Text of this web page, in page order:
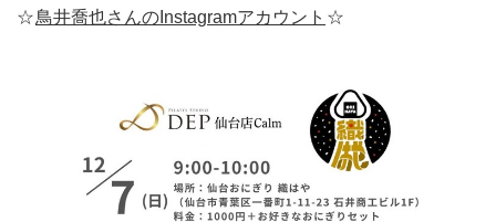
☆鳥井喬也さんのInstagramアカウント ☆